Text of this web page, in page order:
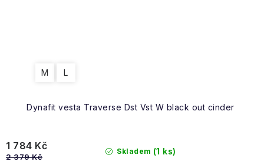
Dynafit vesta Traverse Dst Vst W black out cinder
M L
Skladem (1 ks)
1 784 Kč
2 379 Kč